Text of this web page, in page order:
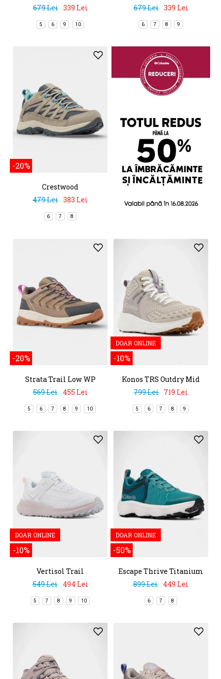
679 Lei 339 Lei
5 6 9 10
679 Lei 339 Lei
6 7 8 9
-20%
Crestwood
479 Lei 383 Lei
6 7 8
-20%
Strata Trail Low WP
569 Lei
455 Lei
5 6 7 8 9 10
DOAR ONLINE
-10%
Konos TRS Outdry Mid
799 Lei 719 Lei
5 6 7 8 9
DOAR ONLINE
-10%
Vertisol Trail
549 Lei
494 Lei
5 7 8 9 10
DOAR ONLINE
-50%
Escape Thrive Titanium
899 Lei 449 Lei
6 7 8